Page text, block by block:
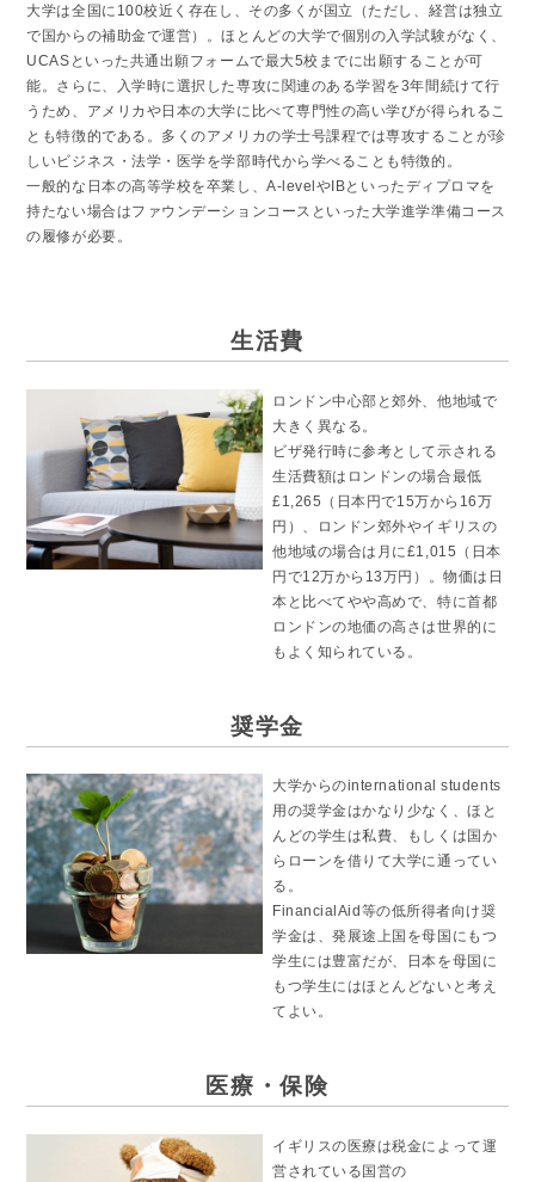
大学は全国に100校近く存在し、その多くが国立（ただし、経営は独立
で国からの補助金で運営）。ほとんどの大学で個別の入学試験がなく、
UCASといった共通出願フォームで最大5校までに出願することが可
能。さらに、入学時に選択した専攻に関連のある学習を3年間続けて行
うため、アメリカや日本の大学に比べて専門性の高い学びが得られるこ
とも特徴的である。多くのアメリカの学士号課程では専攻することが珍
しいビジネス・法学・医学を学部時代から学べることも特徴的。
一般的な日本の高等学校を卒業し、A-levelやIBといったディプロマを
持たない場合はファウンデーションコースといった大学進学準備コース
の履修が必要。
生活費
ロンドン中心部と郊外、他地域で
大きく異なる。
ビザ発行時に参考として示される
生活費額はロンドンの場合最低
£1,265（日本円で15万から16万
円）、ロンドン郊外やイギリスの
他地域の場合は月に£1,015（日本
円で12万から13万円）。物価は日
本と比べてやや高めで、特に首都
ロンドンの地価の高さは世界的に
もよく知られている。
奨学金
大学からのinternational students
用の奨学金はかなり少なく、ほと
んどの学生は私費、もしくは国か
らローンを借りて大学に通ってい
る。
FinancialAid等の低所得者向け奨
学金は、発展途上国を母国にもつ
学生には豊富だが、日本を母国に
もつ学生にはほとんどないと考え
てよい。
医療・保険
イギリスの医療は税金によって運
営されている国営の